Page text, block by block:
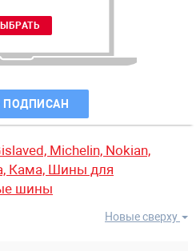
ПОДПИСАН
Michelin, Nokian,
Кама, Шины для
шины
Новые сверху